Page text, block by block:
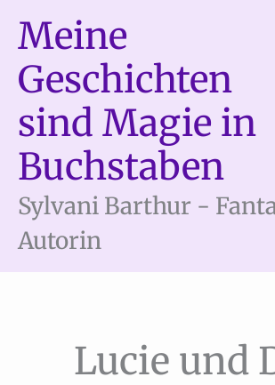
Inhalt
springen
Meine
Geschichten
sind Magie in
Buchstaben
Sylvani Barthur -
Autorin
Lucie und